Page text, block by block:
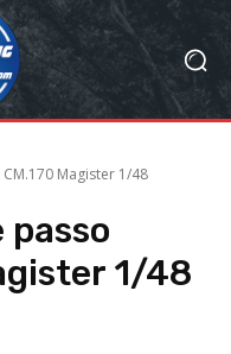
Magister 1/48
1/48